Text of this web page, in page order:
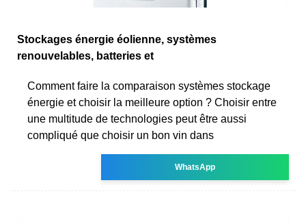
Stockages énergie éolienne, systèmes
renouvelables, batteries et
Comment faire la comparaison systèmes stockage
énergie et choisir la meilleure option ? Choisir entre
une multitude de technologies peut être aussi
compliqué que choisir un bon vin dans
WhatsApp